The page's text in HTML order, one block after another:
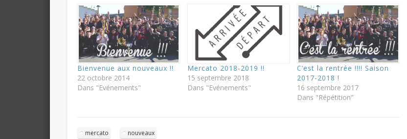
Bienvenue aux nouveaux !!
22 octobre 2014
Dans "Evénements"
Mercato 2018-2019 !!
15 septembre 2018
Dans "Evénements"
C’est la rentrée !!!! Saison
2017-2018 !
16 septembre 2017
Dans "Répétition"
mercato nouveaux